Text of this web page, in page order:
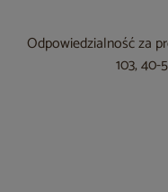
Odpowiedzialność za
103,